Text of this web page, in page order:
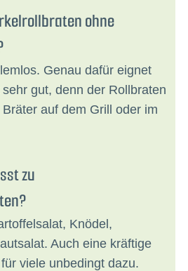
ohne
Genau dafür eignet
gut, denn der Rollbraten
auf dem Grill oder im
zu
Knödel,
Auch eine kräftige
viele unbedingt dazu.